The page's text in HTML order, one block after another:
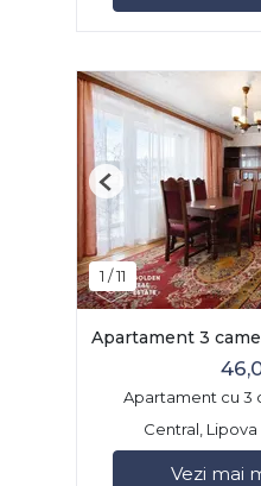
1 /11
Previous
Apartament 3
Apartament cu 3
Central, Lipova
Vezi mai